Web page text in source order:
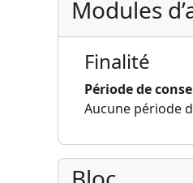
Modules
Finalité
Période de
Aucune période